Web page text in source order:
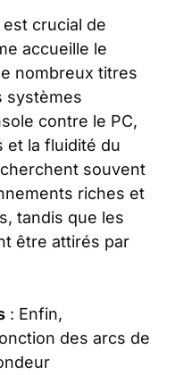
est crucial de
accueille le
nombreux titres
systèmes
contre le PC,
et la fluidité du
souvent
riches et
tandis que les
être attirés par
: Enfin,
des arcs de